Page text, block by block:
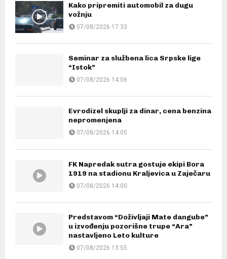
Kako pripremiti automobil za dugu
vožnju
07/08/2026 17:33
Seminar za službena lica Srpske lige
“Istok”
07/08/2026 14:06
Evrodizel skuplji za dinar, cena benzina
nepromenjena
07/08/2026 14:05
FK Napredak sutra gostuje ekipi Bora
1919 na stadionu Kraljevica u Zaječaru
07/08/2026 14:00
Predstavom “Doživljaji Mate dangube”
u izvođenju pozorišne trupe “Ara”
nastavljeno Leto kulture
07/08/2026 13:55